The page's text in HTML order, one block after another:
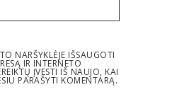
NARŠYKLĖJE IŠSAUGOTI
IR INTERNETO
ĮVESTI IŠ NAUJO, KAI
PARAŠYTI KOMENTARĄ.